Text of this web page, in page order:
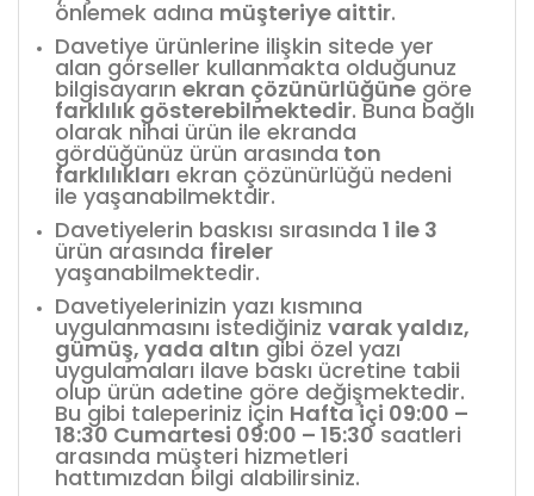
önlemek adına müşteriye aittir.
Davetiye ürünlerine ilişkin sitede yer
alan görseller kullanmakta olduğunuz
bilgisayarın ekran çözünürlüğüne göre
farklılık gösterebilmektedir. Buna bağlı
olarak nihai ürün ile ekranda
gördüğünüz ürün arasında ton
farklılıkları ekran çözünürlüğü nedeni
ile yaşanabilmektdir.
Davetiyelerin baskısı sırasında 1 ile 3
ürün arasında fireler
yaşanabilmektedir.
Davetiyelerinizin yazı kısmına
uygulanmasını istediğiniz varak yaldız,
gümüş, yada altın gibi özel yazı
uygulamaları ilave baskı ücretine tabii
olup ürün adetine göre değişmektedir.
Bu gibi taleperiniz için Hafta içi 09:00 –
18:30 Cumartesi 09:00 – 15:30saatleri
arasında müşteri hizmetleri
hattımızdan bilgi alabilirsiniz.